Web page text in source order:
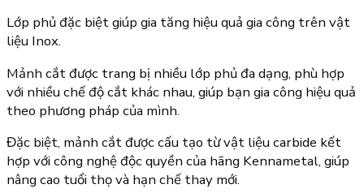
Lớp phủ đặc biệt giúp gia tăng hiệu quả gia công trên vật
liệu Inox.
Mảnh cắt được trang bị nhiều lớp phủ đa dạng, phù hợp
với nhiều chế độ cắt khác nhau, giúp bạn gia công hiệu quả
theo phương pháp của mình.
Đặc biệt, mảnh cắt được cấu tạo từ vật liệu carbide kết
hợp với công nghệ độc quyền của hãng Kennametal, giúp
nâng cao tuổi thọ và hạn chế thay mới.